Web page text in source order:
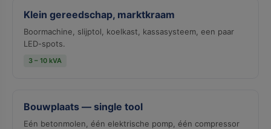
Klein gereedschap, marktkraam
Boormachine, slijptol, koelkast, kassasysteem, een paar
LED-spots.
3 – 10 kVA
Bouwplaats — single tool
Eén betonmolen, één elektrische pomp, één compressor